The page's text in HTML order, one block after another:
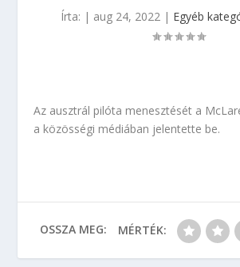
Írta: | aug 24, 2022| Egyéb
Az ausztrál pilóta menesztését a
a közösségi médiában jelentette be.
OSSZA MEG: MÉRTÉK: